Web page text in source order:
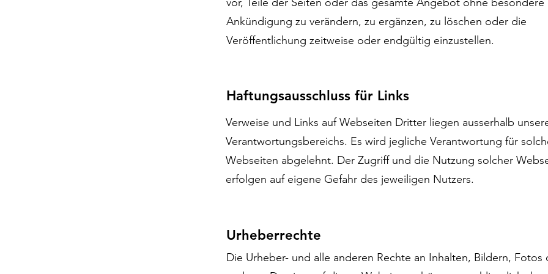
Ankündigung zu verändern, zu ergänzen, zu löschen oder die
Veröffentlichung zeitweise oder endgültig einzustellen.
Haftungsausschluss für Links
Verweise und Links auf Webseiten Dritter liegen ausserhalb
Verantwortungsbereichs. Es wird jegliche Verantwortung für
Webseiten abgelehnt. Der Zugriff und die Nutzung solcher
erfolgen auf eigene Gefahr des jeweiligen Nutzers.
Urheberrechte
Die Urheber- und alle anderen Rechte an Inhalten, Bildern, Fotos